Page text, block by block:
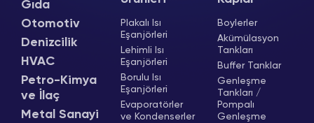
Gıda
Otomotiv
Denizcilik
HVAC
Petro-Kimya
ve İlaç
Metal Sanayi
Plakalı Isı
Eşanjörleri
Lehimli Isı
Eşanjörleri
Borulu Isı
Eşanjörleri
Evaporatörler
ve Kondenserler
Boylerler
Akümülasyon
Tankları
Buffer Tanklar
Genleşme
Tankları /
Pompalı
Genleşme